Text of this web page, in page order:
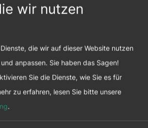
bei
wir nutzen
die wir auf dieser Website nutzen
anpassen. Sie haben das Sagen!
Sie die Dienste, wie Sie es für
zu erfahren, lesen Sie bitte unsere
.